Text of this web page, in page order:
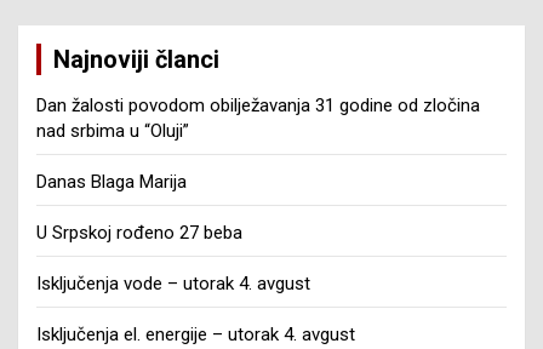
Najnoviji članci
Dan žalosti povodom obilježavanja 31 godine od zločina
nad srbima u “Oluji”
Danas Blaga Marija
U Srpskoj rođeno 27 beba
Isključenja vode – utorak 4. avgust
Isključenja el. energije – utorak 4. avgust